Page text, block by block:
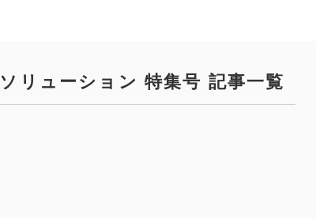
リューション 特集号 記事一覧